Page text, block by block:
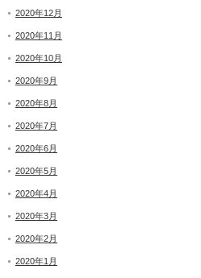
2020年12月
2020年11月
2020年10月
2020年9月
2020年8月
2020年7月
2020年6月
2020年5月
2020年4月
2020年3月
2020年2月
2020年1月